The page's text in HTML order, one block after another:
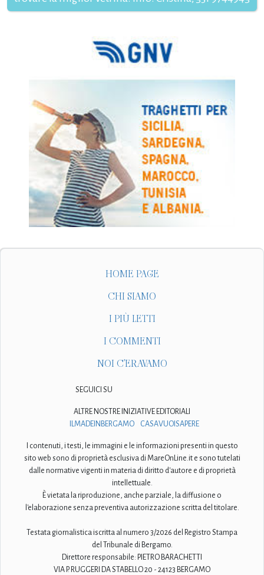
HOME PAGE
CHI SIAMO
I PIÙ LETTI
I COMMENTI
NOI C'ERAVAMO
SEGUICI SU
ALTRE NOSTRE INIZIATIVE EDITORIALI
ILMADEINBERGAMO
CASAVUOISAPERE
I contenuti, i testi, le immagini e le informazioni presenti in questo
sito web sono di proprietà esclusiva di MareOnLine.it e sono tutelati
dalle normative vigenti in materia di diritto d'autore e di proprietà
intellettuale.
È vietata la riproduzione, anche parziale, la diffusione o
l'elaborazione senza preventiva autorizzazione scritta del titolare.
Testata giornalistica iscritta al numero 3/2026 del Registro Stampa
del Tribunale di Bergamo.
Direttore responsabile: PIETRO BARACHETTI
VIA P. RUGGERI DA STABELLO 20 - 24123 BERGAMO